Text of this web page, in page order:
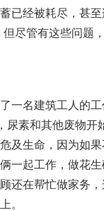
已经被耗尽，甚
尽管有这些问题
一名建筑工人的
尿素和其他废物开
及生命，因为如
一起工作，做花
还在帮忙做家务
。